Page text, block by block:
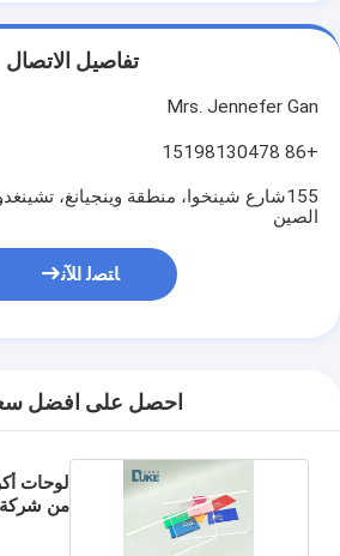
تفاصيل الاتصال
Mrs. Jennefer Gan
+86 15198130478
155شارع شينخوا، منطقة وينجيانغ،
الصين
ﺎﺘﺼﻟ ﺍﻶﻧ
احصل على افضل